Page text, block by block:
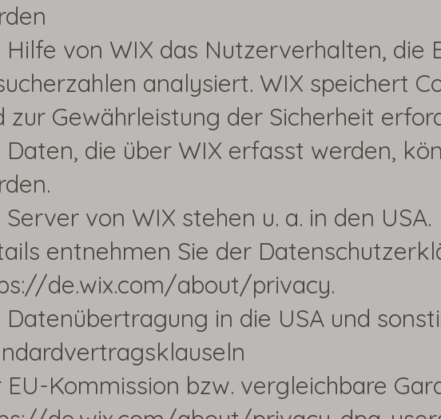
von WIX das Nutzerverhalten, die
analysiert. WIX speichert
zur Gewährleistung der Sicherheit
Daten, die über WIX erfasst werden,
Server von WIX stehen u. a. in den USA.
entnehmen Sie der
de.wix.com/about/privacy.
Datenübertragung in die USA und
EU-Kommission bzw. vergleichbare